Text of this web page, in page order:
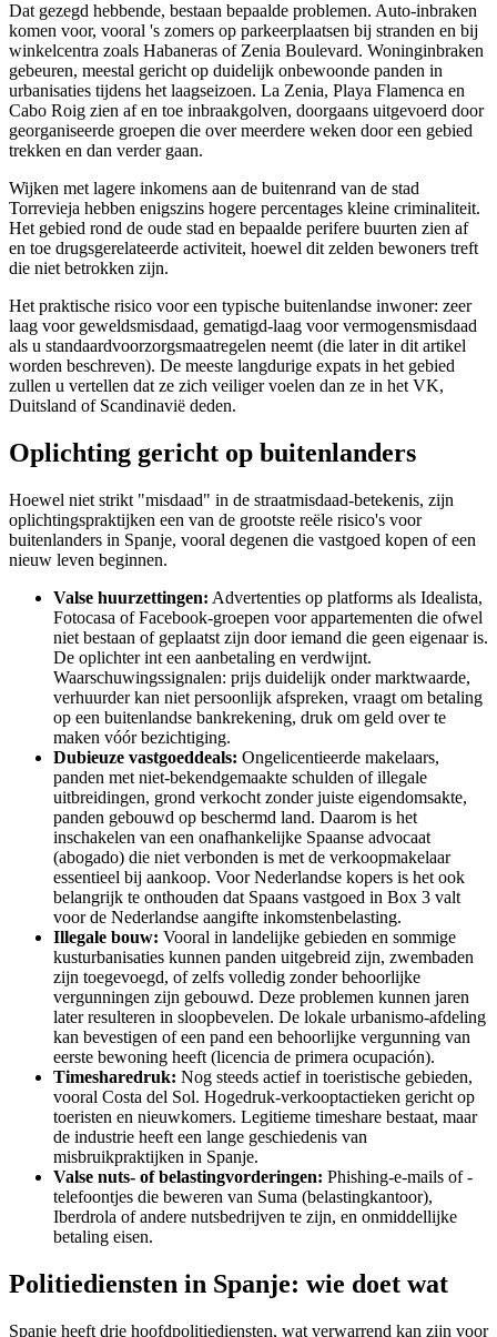
Dat gezegd hebbende, bestaan bepaalde problemen. Auto-inbraken
komen voor, vooral 's zomers op parkeerplaatsen bij stranden en bij
winkelcentra zoals Habaneras of Zenia Boulevard. Woninginbraken
gebeuren, meestal gericht op duidelijk onbewoonde panden in
urbanisaties tijdens het laagseizoen. La Zenia, Playa Flamenca en
Cabo Roig zien af en toe inbraakgolven, doorgaans uitgevoerd door
georganiseerde groepen die over meerdere weken door een gebied
trekken en dan verder gaan.
Wijken met lagere inkomens aan de buitenrand van de stad
Torrevieja hebben enigszins hogere percentages kleine criminaliteit.
Het gebied rond de oude stad en bepaalde perifere buurten zien af
en toe drugsgerelateerde activiteit, hoewel dit zelden bewoners treft
die niet betrokken zijn.
Het praktische risico voor een typische buitenlandse inwoner: zeer
laag voor geweldsmisdaad, gematigd-laag voor vermogensmisdaad
als u standaardvoorzorgsmaatregelen neemt (die later in dit artikel
worden beschreven). De meeste langdurige expats in het gebied
zullen u vertellen dat ze zich veiliger voelen dan ze in het VK,
Duitsland of Scandinavië deden.
Oplichting gericht op buitenlanders
Hoewel niet strikt "misdaad" in de straatmisdaad-betekenis, zijn
oplichtingspraktijken een van de grootste reële risico's voor
buitenlanders in Spanje, vooral degenen die vastgoed kopen of een
nieuw leven beginnen.
Valse huurzettingen: Advertenties op platforms als Idealista,
Fotocasa of Facebook-groepen voor appartementen die ofwel
niet bestaan of geplaatst zijn door iemand die geen eigenaar is.
De oplichter int een aanbetaling en verdwijnt.
Waarschuwingssignalen: prijs duidelijk onder marktwaarde,
verhuurder kan niet persoonlijk afspreken, vraagt om betaling
op een buitenlandse bankrekening, druk om geld over te
maken vóór bezichtiging.
Dubieuze vastgoeddeals: Ongelicentieerde makelaars,
panden met niet-bekendgemaakte schulden of illegale
uitbreidingen, grond verkocht zonder juiste eigendomsakte,
panden gebouwd op beschermd land. Daarom is het
inschakelen van een onafhankelijke Spaanse advocaat
(abogado) die niet verbonden is met de verkoopmakelaar
essentieel bij aankoop. Voor Nederlandse kopers is het ook
belangrijk te onthouden dat Spaans vastgoed in Box 3 valt
voor de Nederlandse aangifte inkomstenbelasting.
Illegale bouw: Vooral in landelijke gebieden en sommige
kusturbanisaties kunnen panden uitgebreid zijn, zwembaden
zijn toegevoegd, of zelfs volledig zonder behoorlijke
vergunningen zijn gebouwd. Deze problemen kunnen jaren
later resulteren in sloopbevelen. De lokale urbanismo-afdeling
kan bevestigen of een pand een behoorlijke vergunning van
eerste bewoning heeft (licencia de primera ocupación).
Timesharedruk: Nog steeds actief in toeristische gebieden,
vooral Costa del Sol. Hogedruk-verkooptactieken gericht op
toeristen en nieuwkomers. Legitieme timeshare bestaat, maar
de industrie heeft een lange geschiedenis van
misbruikpraktijken in Spanje.
Valse nuts- of belastingvorderingen: Phishing-e-mails of -
telefoontjes die beweren van Suma (belastingkantoor),
Iberdrola of andere nutsbedrijven te zijn, en onmiddellijke
betaling eisen.
Politiediensten in Spanje: wie doet wat
Spanje heeft drie hoofdpolitiediensten, wat verwarrend kan zijn voor